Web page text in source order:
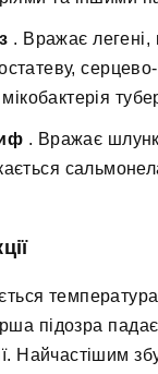
. Вражає легені,
. Вражає
підозра
Найчастішим